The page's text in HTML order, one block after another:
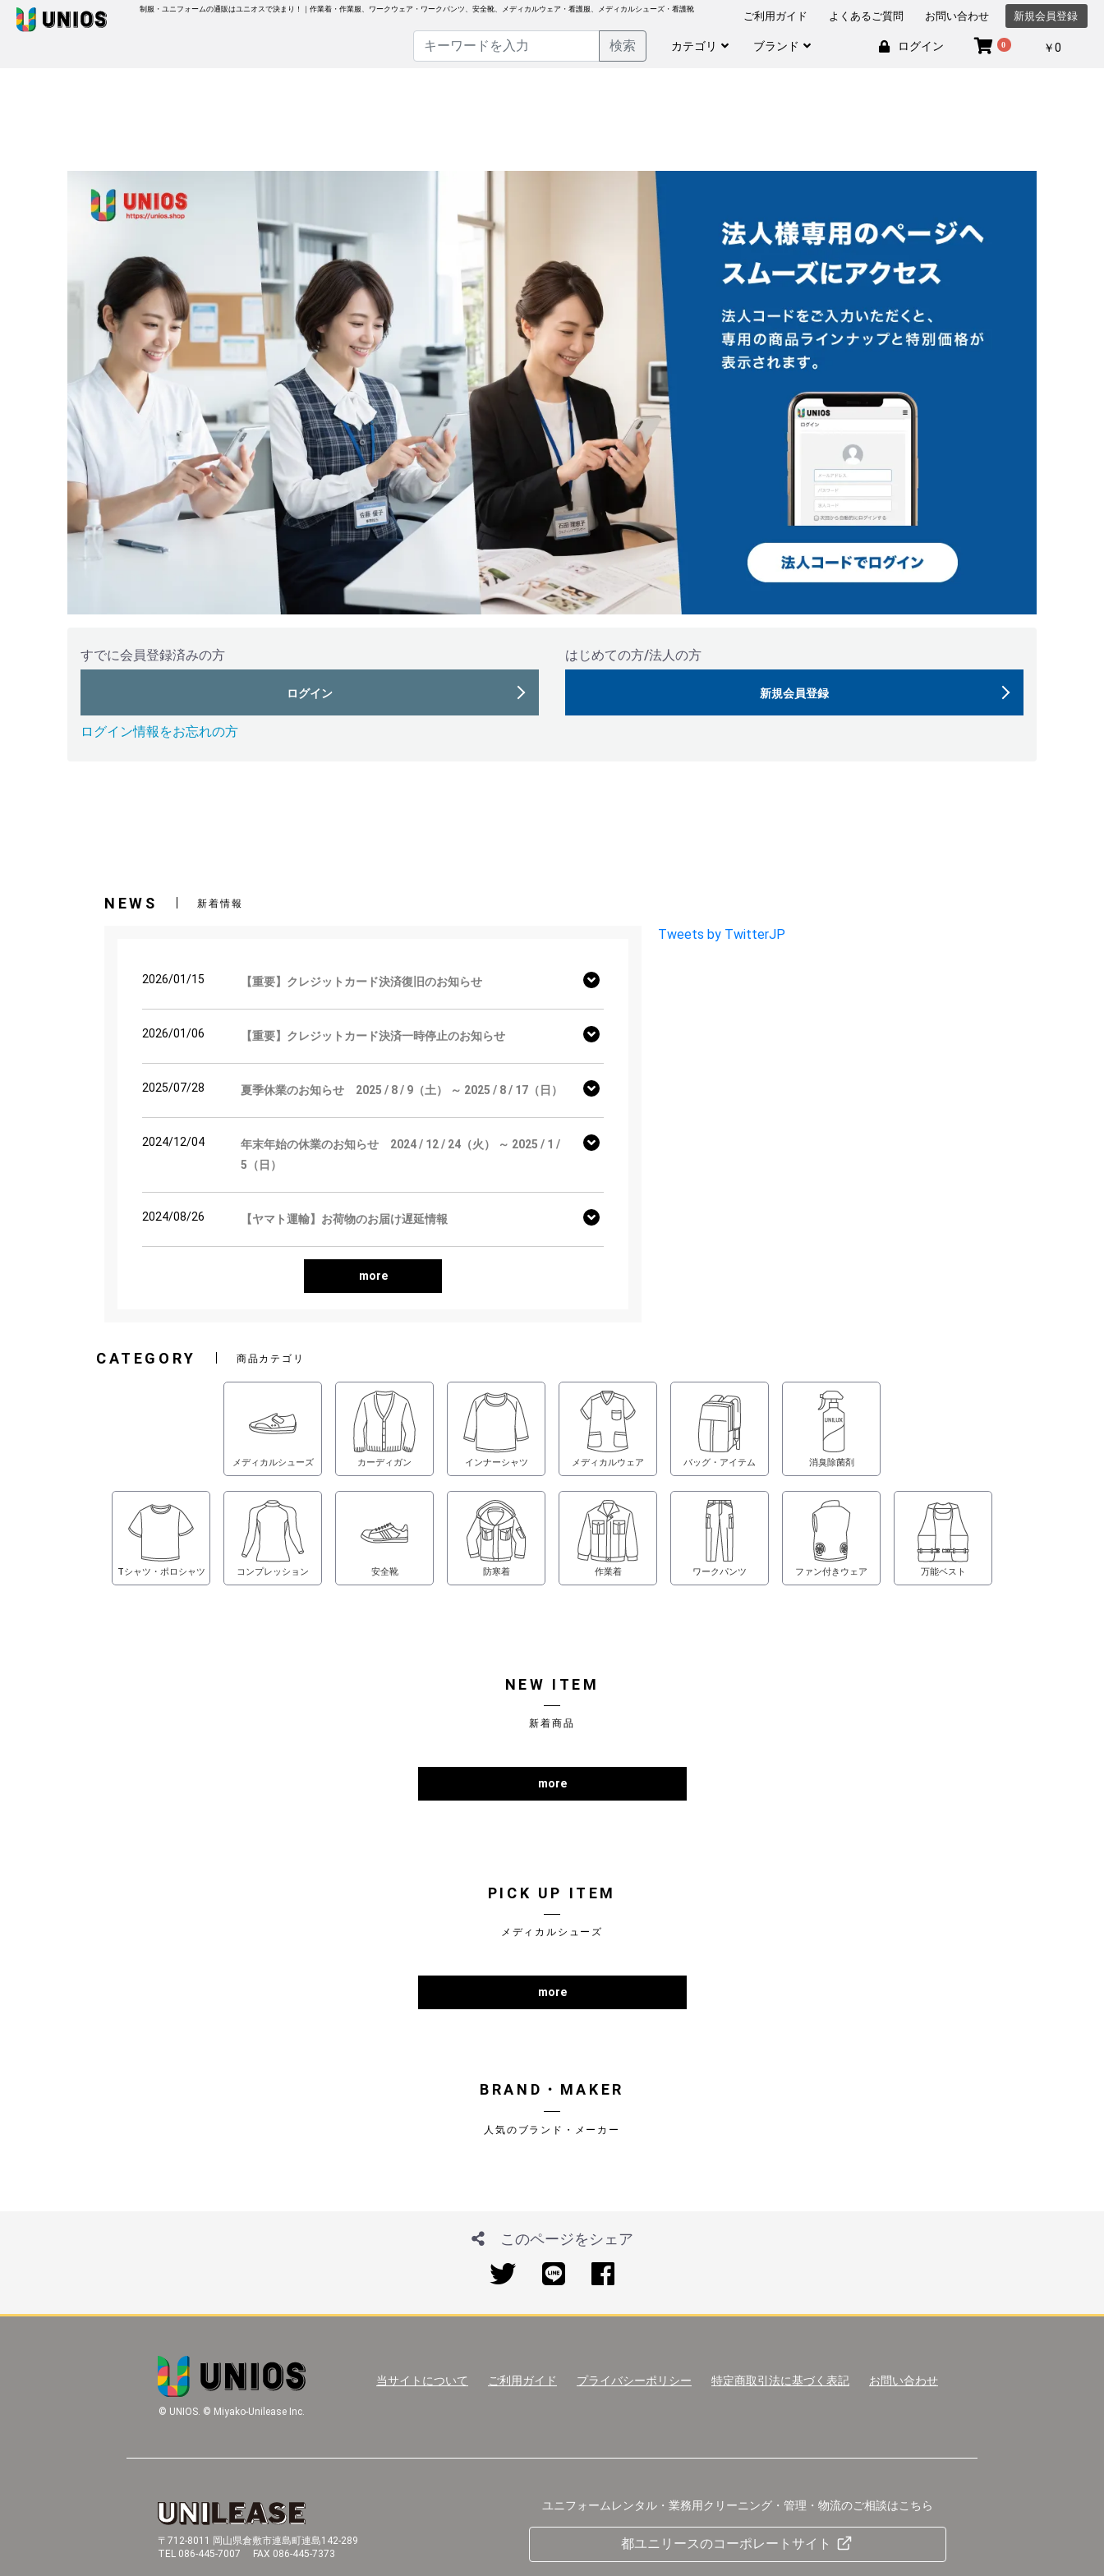
制服・ユニフォームの通販はユニオスで決まり！｜作業着・作業服、ワークウェア・ワークパンツ、安全靴、メディカルウェア・看護服、メディカルシューズ・看護靴
ご利用ガイド よくあるご質問 お問い合わせ 新規会員登録
検索 カテゴリ ブランド ログイン 0 ￥0
SEARCH
すでに会員登録済みの方
ログイン
ログイン情報をお忘れの方
はじめての方/法人の方
新規会員登録
NEWS 新着情報
2026/01/15 【重要】クレジットカード決済復旧のお知らせ
2026/01/06 【重要】クレジットカード決済一時停止のお知らせ
2025/07/28 夏季休業のお知らせ 2025 / 8 / 9（土） ～ 2025 / 8 / 17（日）
2024/12/04
年末年始の休業のお知らせ 2024 / 12 / 24（火） ～ 2025 / 1 /
5（日）
2024/08/26 【ヤマト運輸】お荷物のお届け遅延情報
more
Tweets by TwitterJP
CATEGORY 商品カテゴリ
メディカルシューズ カーディガン インナーシャツ メディカルウェア バッグ・アイテム 消臭除菌剤
Tシャツ・ポロシャツ コンプレッション 安全靴 防寒着 作業着 ワークパンツ ファン付きウェア 万能ベスト
NEW ITEM
新着商品
more
PICK UP ITEM
メディカルシューズ
more
BRAND・MAKER
人気のブランド・メーカー
このページをシェア
© UNIOS. © Miyako-Unilease Inc.
当サイトについて ご利用ガイド プライバシーポリシー 特定商取引法に基づく表記 お問い合わせ
〒712-8011 岡山県倉敷市連島町連島142-289
TEL 086-445-7007 FAX 086-445-7373
ユニフォームレンタル・業務用クリーニング・管理・物流のご相談はこちら
都ユニリースのコーポレートサイト